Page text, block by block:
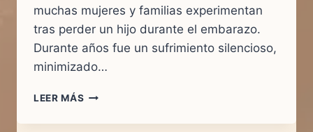
muchas mujeres y familias experimentan
tras perder un hijo durante el embarazo.
Durante años fue un sufrimiento silencioso,
minimizado…
LEER MÁS POR
DEFENDER